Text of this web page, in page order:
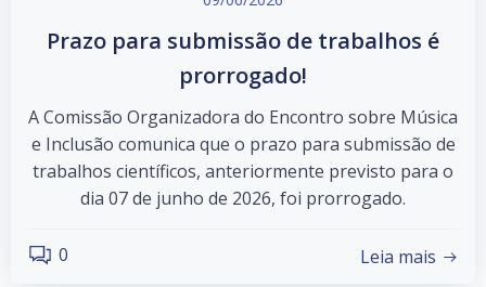
Prazo para submissão de trabalhos é
prorrogado!
A Comissão Organizadora do Encontro sobre Música
e Inclusão comunica que o prazo para submissão de
trabalhos científicos, anteriormente previsto para o
dia 07 de junho de 2026, foi prorrogado.
0 Leia mais